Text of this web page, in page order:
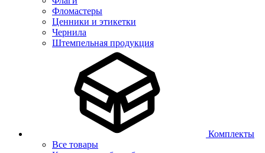
Фломастеры
Ценники и этикетки
Чернила
Штемпельная продукция
Комплекты
Все товары